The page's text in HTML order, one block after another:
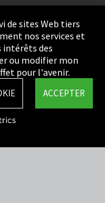
de sites Web tiers
nos services et
intérêts des
ou modifier mon
pour l'avenir.
ACCEPTER